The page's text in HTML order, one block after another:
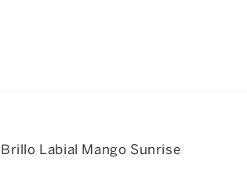
Brillo Labial Mango Sunrise